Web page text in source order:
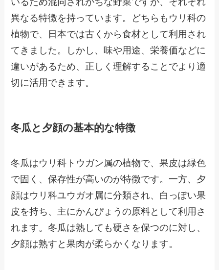
異なる特徴を持っています。どちらもウリ科の
植物で、日本では古くから食材として利用され
てきました。しかし、味や用途、栄養価などに
違いがあるため、正しく理解することでより適
切に活用できます。
冬瓜と夕顔の基本的な特徴
冬瓜はウリ科トウガン属の植物で、果皮は緑色
で固く、保存性が高いのが特徴です。一方、夕
顔はウリ科ユウガオ属に分類され、白っぽい果
皮を持ち、主にかんぴょうの原料として利用さ
れます。冬瓜は熟しても硬さを保つのに対し、
夕顔は熟すと果肉が柔らかくなります。